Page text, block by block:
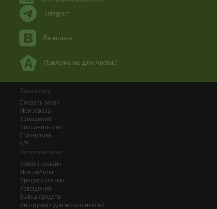
Telegram
Вконтакте
Приложение для Android
Заказчику
Создать заказ
Мои заказы
Извещения
Пополнить счёт
Статистика
API
Исполнителю
Работа онлайн
Мои работы
Продать статью
Извещения
Вывод средств
Инструкции для исполнителей